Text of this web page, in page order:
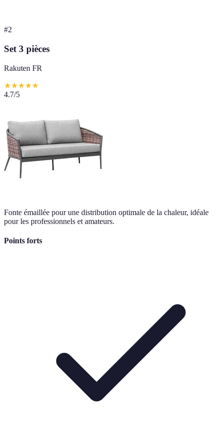
#2
Set 3 pièces
Rakuten FR
★★★★★
4.7/5
Fonte émaillée pour une distribution optimale de la chaleur, idéale
pour les professionnels et amateurs.
Points forts